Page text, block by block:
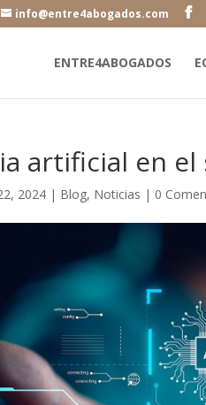
info@entre4abogados.com
ENTRE4ABOGADOS
artificial en el
2024 | Blog, Noticias | 0